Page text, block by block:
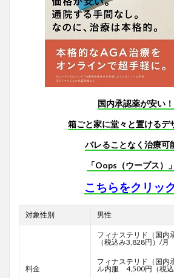
国内承認薬が安い！
箱ごと家に堂々と置けるデ
バレることなく治療可
「Oops（ウープス）
こちらをクリッ
対象性別 男性
料金
フィナステリド（国
（税込み3,828円）/月
フィナステリド（国内
ル内服 4,500円（税